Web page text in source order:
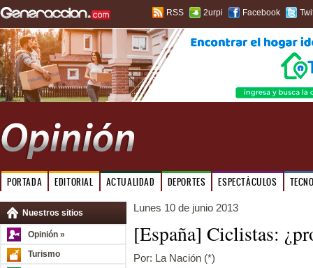
RSS 2urpi Facebook
PORTADA EDITORIAL ACTUALIDAD DEPORTES ESPECTÁCULOS
Nuestros sitios
Opinión »
Turismo
Lunes 10 de junio 2013
[España] Ciclistas:
Por: La Nación (*)